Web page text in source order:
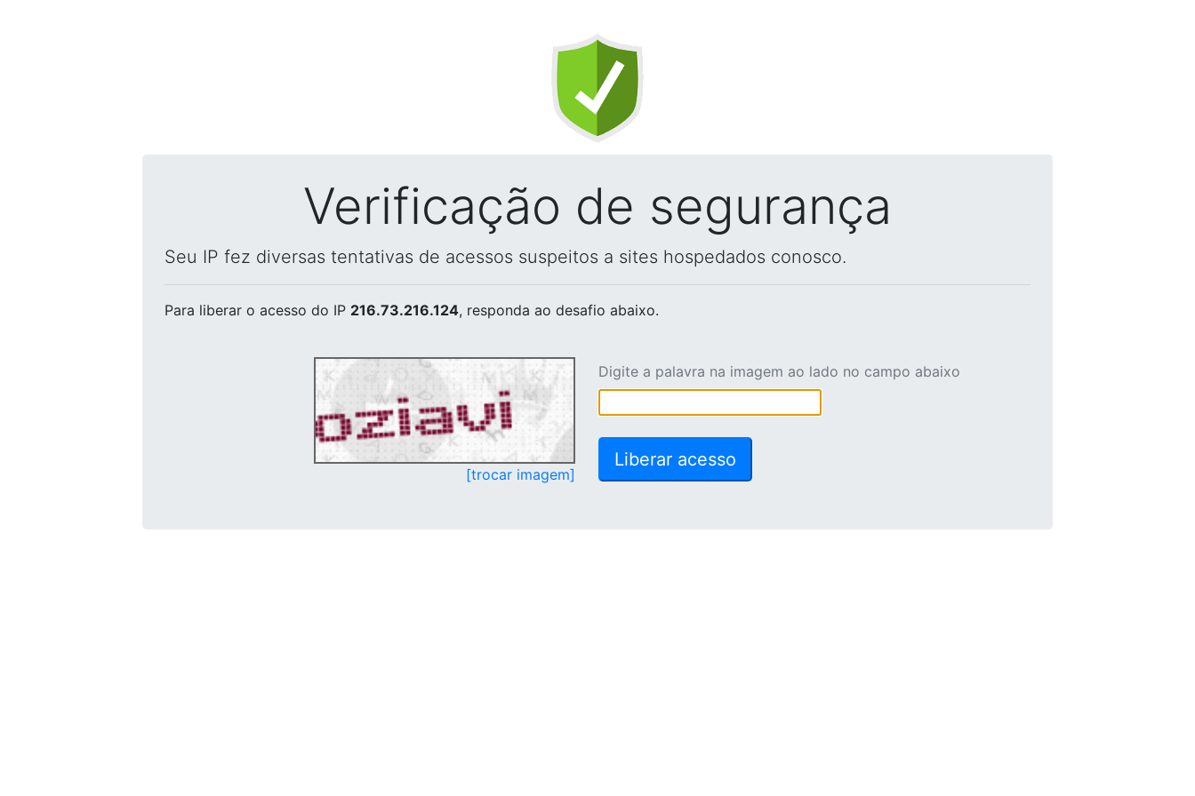
Verificação de segurança
Seu IP fez diversas tentativas de acessos suspeitos a sites hospedados conosco.
Para liberar o acesso do IP 216.73.216.124, responda ao desafio abaixo.
[trocar imagem]
Digite a palavra na imagem ao lado no campo abaixo